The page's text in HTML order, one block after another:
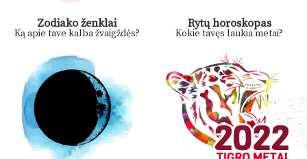
Zodiako ženklai
Ką apie tave kalba žvaigždės?
Rytų horoskopas
Kokie tavęs laukia metai?